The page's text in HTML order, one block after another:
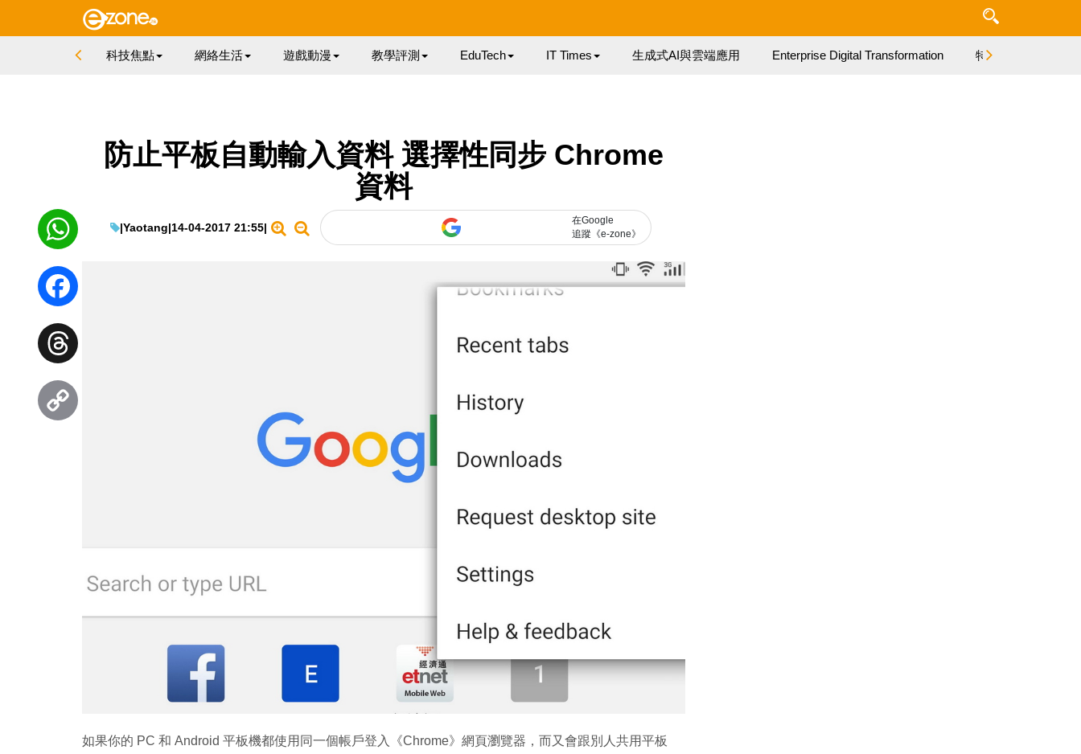
科技焦點 網絡生活 遊戲動漫 教學評測 EduTech IT Times 生成式AI與雲端應用 Enterprise Digital Transformation 特集
防止平板自動輸入資料 選擇性同步 Chrome
資料
|Yaotang|14-04-2017 21:55|
在Google
追蹤《e-zone》
如果你的 PC 和 Android 平板機都使用同一個帳戶登入《Chrome》網頁瀏覽器，而又會跟別人共用平板
WhatsApp
Facebook
Threads